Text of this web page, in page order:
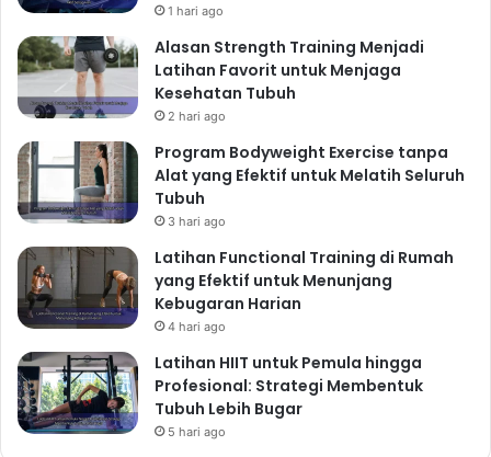
1 hari ago
Alasan Strength Training Menjadi
Latihan Favorit untuk Menjaga
Kesehatan Tubuh
2 hari ago
Program Bodyweight Exercise tanpa
Alat yang Efektif untuk Melatih Seluruh
Tubuh
3 hari ago
Latihan Functional Training di Rumah
yang Efektif untuk Menunjang
Kebugaran Harian
4 hari ago
Latihan HIIT untuk Pemula hingga
Profesional: Strategi Membentuk
Tubuh Lebih Bugar
5 hari ago